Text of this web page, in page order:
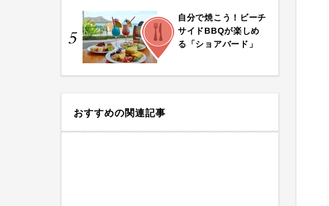
5
FOOD
自分で焼こう！ビーチ
サイドBBQが楽しめ
る「ショアバード」
おすすめの関連記事